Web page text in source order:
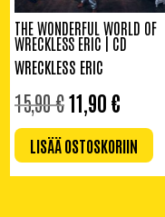
THE WONDERFUL WORLD OF
WRECKLESS ERIC | CD
WRECKLESS ERIC
15,90€ALKUPERÄINEN
HINTA
OLI:
15,90 €.
11,90 €
ON:
11,90 €.
LISÄÄ OSTOSKORIIN